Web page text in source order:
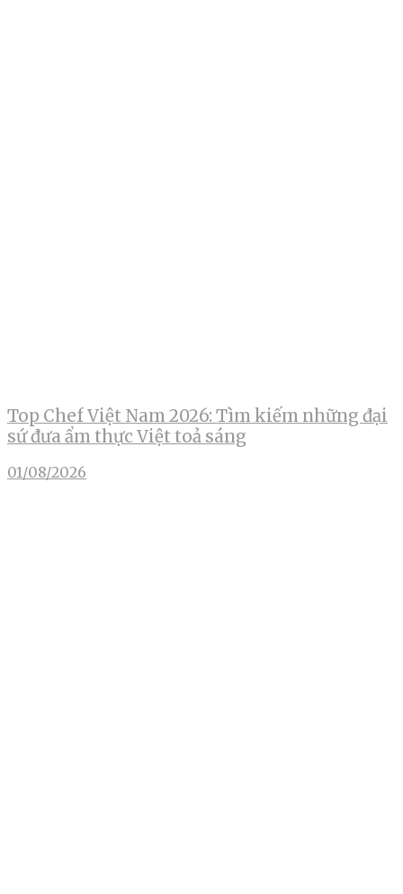
Top Chef Việt Nam 2026: Tìm kiếm những đại
sứ đưa ẩm thực Việt toả sáng
01/08/2026